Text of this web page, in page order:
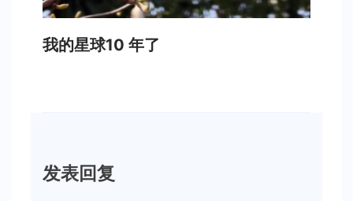
我的星球10 年了
发表回复